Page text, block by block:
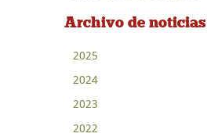
Archivo de noticias
2025
2024
2023
2022